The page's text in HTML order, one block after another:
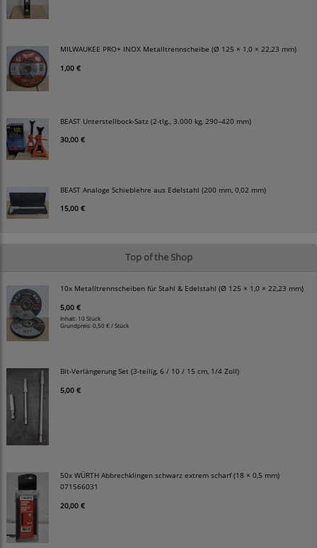
MILWAUKEE PRO+ INOX Metalltrennscheibe (Ø 125 × 1,0 × 22,23 mm)
1,00 €
BEAST Unterstellbock-Satz (2-tlg., 3.000 kg, 290–420 mm)
30,00 €
BEAST Analoge Schieblehre aus Edelstahl (200 mm, 0,02 mm)
15,00 €
Top of the Shop
10x Metalltrennscheiben für Stahl & Edelstahl (Ø 125 × 1,0 × 22,23 mm)
5,00 €
Inhalt: 10 Stück
Grundpreis:0,50 € / Stück
Bit-Verlängerung Set (3-teilig, 6 / 10 / 15 cm, 1/4 Zoll)
5,00 €
50x WÜRTH Abbrechklingen schwarz extrem scharf (18 × 0,5 mm)
071566031
20,00 €